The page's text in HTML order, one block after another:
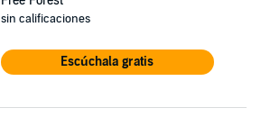
sin calificaciones
Escúchala gratis